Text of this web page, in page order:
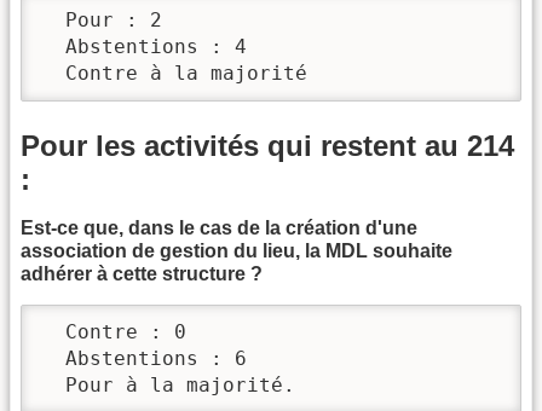
  Pour : 2
  Abstentions : 4
  Contre à la majorité
Pour les activités qui restent au 214
:
Est-ce que, dans le cas de la création d'une
association de gestion du lieu, la MDL souhaite
adhérer à cette structure ?
  Contre : 0
  Abstentions : 6
  Pour à la majorité.